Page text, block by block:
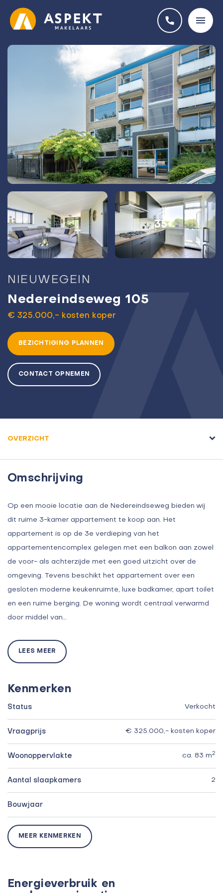
35+
NIEUWEGEIN
Nedereindseweg 105
€ 325.000,- kosten koper
BEZICHTIGING PLANNEN
CONTACT OPNEMEN
OVERZICHT
Omschrijving
Op een mooie locatie aan de Nedereindseweg bieden wij
dit ruime 3-kamer appartement te koop aan. Het
appartement is op de 3e verdieping van het
appartementencomplex gelegen met een balkon aan zowel
de voor- als achterzijde met een goed uitzicht over de
omgeving. Tevens beschikt het appartement over een
gesloten moderne keukenruimte, luxe badkamer, apart toilet
en een ruime berging. De woning wordt centraal verwarmd
door middel van…
LEES MEER
Kenmerken
Status Verkocht
Vraagprijs € 325.000,- kosten koper
Woonoppervlakte ca. 83 m2
Aantal slaapkamers 2
Bouwjaar
MEER KENMERKEN
Energieverbruik en